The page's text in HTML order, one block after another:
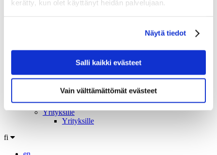
kerätty, kun olet käyttänyt heidän palvelujaan.
Näytä tiedot
Salli kaikki evästeet
Vain välttämättömät evästeet
Näyttely
Tarinamme
Tarinoita julistemetsästäjältä
Intohimo matkailujulisteisiin
My Finland Poster 2021
Arvomme
Me Come to Finlandilla
Yrityksille
Yrityksille
fi